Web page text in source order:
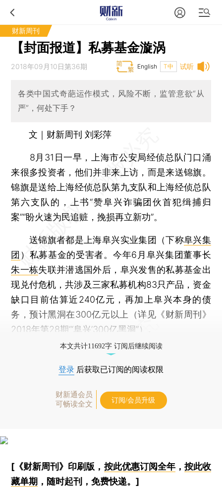
财新周刊
【封面报道】私募基金漩涡
试听
2018年09月10日第36期 T中
English
各类中国式奇葩运作模式，风险不断，监管意欲“从
严”，何处下手？
文｜财新周刊 刘彩萍
8月31日一早，上海市公安局经侦总队门口涌
来很多投资者，他们并非来上访，而是来送锦旗。
锦旗是送给上海经侦总队第九支队和上海经侦总队
第六支队的，上书“赞阜兴诈骗团伙首犯缉捕归
案”“盼火速为民追赃，挽损再立新功”。
送锦旗者都是上海阜兴实业集团（下称阜兴集
团 ）私募基金的受害者。今年6月阜兴集团董事长
朱一栋失联并潜逃国外后，阜兴发售的私募基金出
现兑付危机，共涉及三家私募机构83只产品，资金
缺口目前估算近240亿元，再加上阜兴本身的债
务，预计黑洞在300亿元以上（详见《财新周刊》
2018年第28期“‘阜兴’300亿黑洞”）。
本文共计11692字 订阅后继续阅读
登录 后获取已订阅的阅读权限
财新通会员
可畅读全文
订阅/会员升级
[《财新周刊》印刷版， 按此优惠订阅全年， 按此收
藏单期 ，随时起刊，免费快递。]